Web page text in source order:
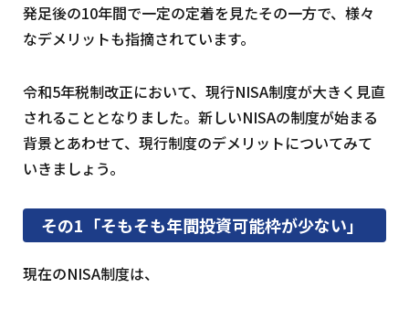
発足後の10年間で一定の定着を見たその一方で、様々
なデメリットも指摘されています。
令和5年税制改正において、現行NISA制度が大きく見直
されることとなりました。新しいNISAの制度が始まる
背景とあわせて、現行制度のデメリットについてみて
いきましょう。
その1「そもそも年間投資可能枠が少ない」
現在のNISA制度は、